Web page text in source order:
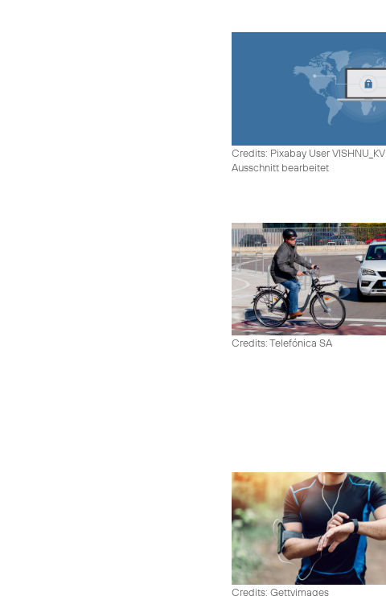
Credits: Pixabay User VISHNU_KV
Ausschnitt bearbeitet
Credits: Telefónica SA
Credits: Gettyimages